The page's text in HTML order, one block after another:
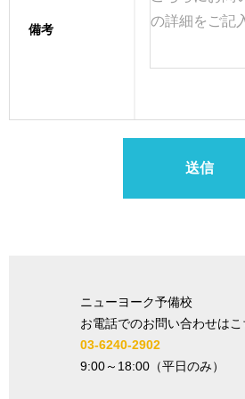
備考
ニューヨーク予備校
お電話でのお問い合わせは
03-6240-2902
9:00～ 18:00 （平日のみ）